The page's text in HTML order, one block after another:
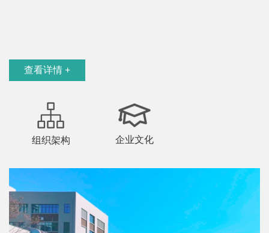
查看详情 +
组织架构 企业文化